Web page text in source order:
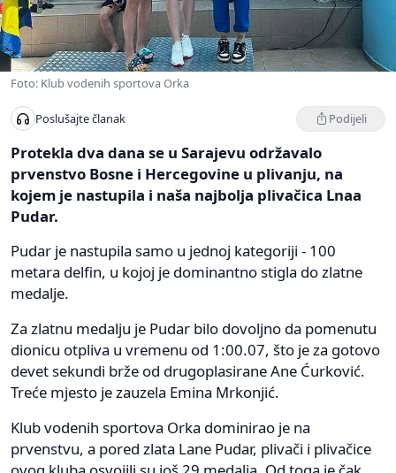
Foto: Klub vodenih sportova Orka
Poslušajte članak Podijeli
Protekla dva dana se u Sarajevu održavalo
prvenstvo Bosne i Hercegovine u plivanju, na
kojem je nastupila i naša najbolja plivačica Lnaa
Pudar.
Pudar je nastupila samo u jednoj kategoriji - 100
metara delfin, u kojoj je dominantno stigla do zlatne
medalje.
Za zlatnu medalju je Pudar bilo dovoljno da pomenutu
dionicu otpliva u vremenu od 1:00.07, što je za gotovo
devet sekundi brže od drugoplasirane Ane Ćurković.
Treće mjesto je zauzela Emina Mrkonjić.
Klub vodenih sportova Orka dominirao je na
prvenstvu, a pored zlata Lane Pudar, plivači i plivačice